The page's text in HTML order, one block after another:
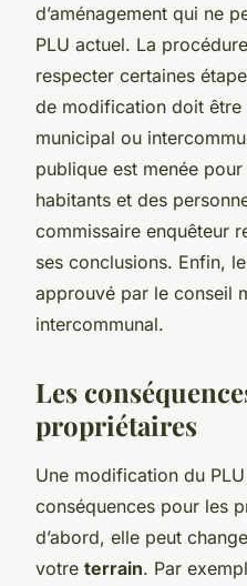
d’aménagement qui ne
PLU actuel. La
respecter certaines
de modification doit
municipal ou
publique est menée
habitants et des
commissaire enquêteur
ses conclusions. Enfin,
approuvé par le conseil
intercommunal.
Les
propriétaires
Une modification du
conséquences pour les
d’abord, elle peut
votre terrain. Par